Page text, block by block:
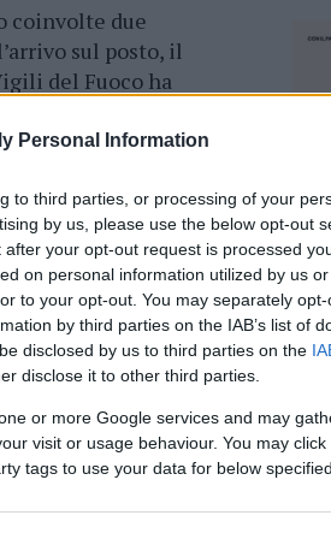
Personal Information
to third parties, or processing of your
by us, please use the below opt-out
your opt-out request is processed
on personal information utilized by us
to your opt-out. You may separately
by third parties on the IAB’s list of
disclosed by us to third parties on the
disclose it to other third parties.
or more Google services and may
visit or usage behaviour. You may
tags to use your data for below
coinvolte due
sul posto, il
del Fuoco ha
dei veicoli
ulteriori rischi
sono stati presi
cure e disporre il
anche i Carabinieri,